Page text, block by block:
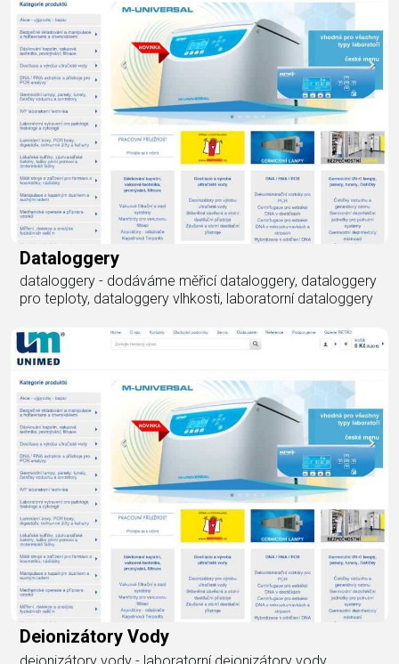
Dataloggery
dataloggery - dodáváme měřicí dataloggery, dataloggery
pro teploty, dataloggery vlhkosti, laboratorní dataloggery
Deionizátory Vody